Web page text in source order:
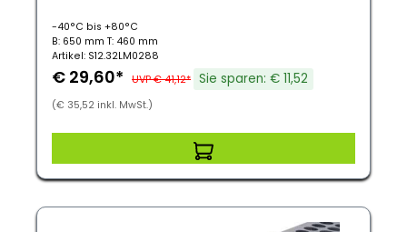
-40°C bis +80°C
B: 650 mm T: 460 mm
Artikel: S12.32LM0288
€ 29,60* UVP € 41,12* Sie sparen: € 11,52
(€ 35,52 inkl. MwSt.)